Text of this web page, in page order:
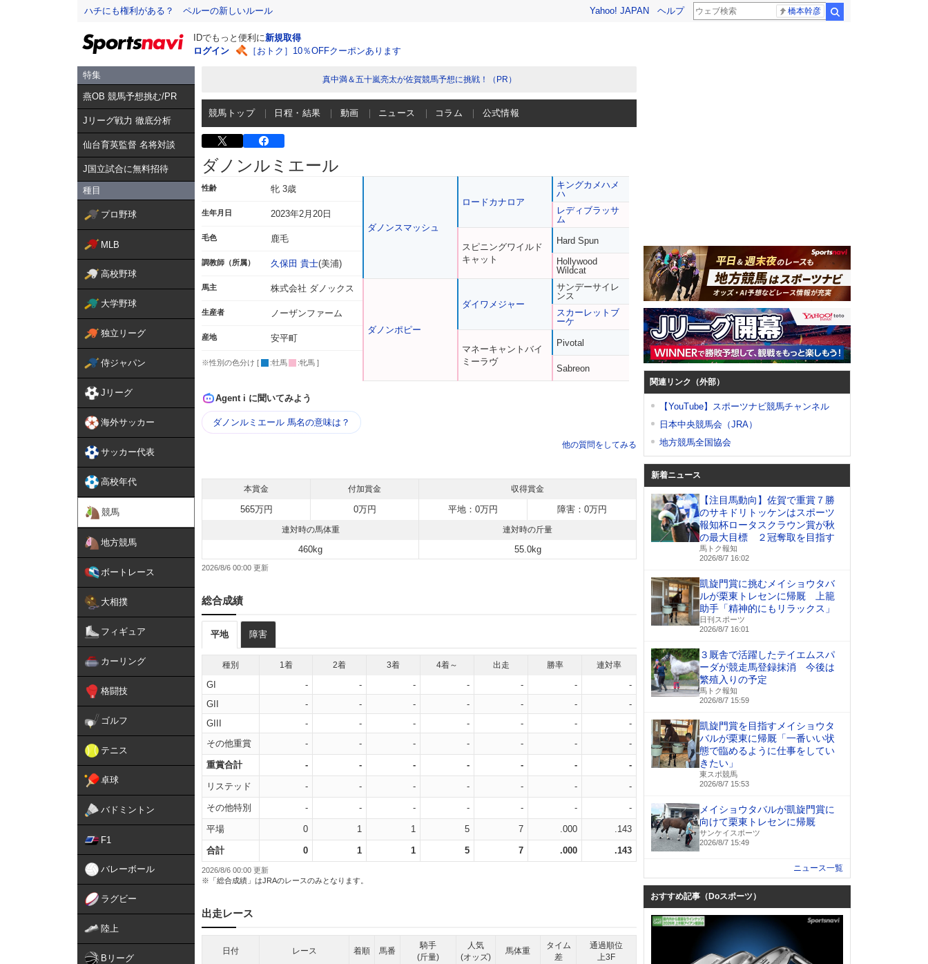
ハチにも権利がある？ ペルーの新しいルール Yahoo! JAPAN ヘルプ 橋本幹彦
IDでもっと便利に新規取得
ログイン
［おトク］10％OFFクーポンあります
特集
燕OB 競馬予想挑む/PR
Jリーグ戦力 徹底分析
仙台育英監督 名将対談
J国立試合に無料招待
種目
プロ野球
MLB
高校野球
大学野球
独立リーグ
侍ジャパン
Jリーグ
海外サッカー
サッカー代表
高校年代
競馬
地方競馬
ボートレース
大相撲
フィギュア
カーリング
格闘技
ゴルフ
テニス
卓球
バドミントン
F1
バレーボール
ラグビー
陸上
Bリーグ
真中満＆五十嵐亮太が佐賀競馬予想に挑戦！（PR）
競馬トップ 日程・結果 動画 ニュース コラム 公式情報
ダノンルミエール
性齢 牝 3歳
生年月日 2023年2月20日
毛色 鹿毛
調教師（所属） 久保田 貴士(美浦)
馬主 株式会社 ダノックス
生産者 ノーザンファーム
産地 安平町
※性別の色分け [ :牡馬 :牝馬 ]
ダノンスマッシュ
ダノンポピー
ロードカナロア
スピニングワイルド
キャット
ダイワメジャー
マネーキャントバイ
ミーラヴ
キングカメハメ
ハ
レディブラッサ
ム
Hard Spun
Hollywood
Wildcat
サンデーサイレ
ンス
スカーレットブ
ーケ
Pivotal
Sabreon
Agent i に聞いてみよう
ダノンルミエール 馬名の意味は？
他の質問をしてみる
本賞金 付加賞金 収得賞金
565万円 0万円 平地：0万円 障害：0万円
連対時の馬体重 連対時の斤量
460kg 55.0kg
2026/8/6 00:00
総合成績
平地 障害
種別 1着 2着 3着 4着～ 出走 勝率 連対率
GI - - - - - -
-
GII
- - - - - -
-
GIII
- - - - - -
-
その他重賞
- - - - - - -
重賞合計 - - - - - - -
リステッド - - - - - - -
その他特別 - - - - - - -
平場 0 1 1 5 7 .000 .143
合計 0 1 1 5 7 .000 .143
2026/8/6 00:00 更新
※「総合成績」はJRAのレースのみとなります。
出走レース
日付 レース 着順 馬番
騎手
(斤量)
人気
(オッズ)
馬体重
タイム
差
通過順位
上3F
関連リンク（外部）
【YouTube】スポーツナビ競馬チャンネル
日本中央競馬会（JRA）
地方競馬全国協会
新着ニュース
【注目馬動向】佐賀で重賞７勝
のサキドリトッケンはスポーツ
報知杯ロータスクラウン賞が秋
の最大目標 ２冠奪取を目指す
馬トク報知
2026/8/7 16:02
凱旋門賞に挑むメイショウタバ
ルが栗東トレセンに帰厩 上籠
助手「精神的にもリラックス」
日刊スポーツ
2026/8/7 16:01
３厩舎で活躍したテイエムスパ
ーダが競走馬登録抹消 今後は
繁殖入りの予定
馬トク報知
2026/8/7 15:59
凱旋門賞を目指すメイショウタ
バルが栗東に帰厩「一番いい状
態で臨めるように仕事をしてい
きたい」
東スポ競馬
2026/8/7 15:53
メイショウタバルが凱旋門賞に
向けて栗東トレセンに帰厩
サンケイスポーツ
2026/8/7 15:49
ニュース一覧
おすすめ記事（Doスポーツ）